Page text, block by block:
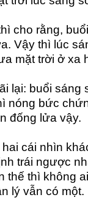
cho rằng,
Vậy thì lúc
mặt trời ở xa
lại: buổi sáng
nóng bức
đống lửa vậy.
hai cái nhìn
trái ngược
thế thì không
lý vẫn có một.